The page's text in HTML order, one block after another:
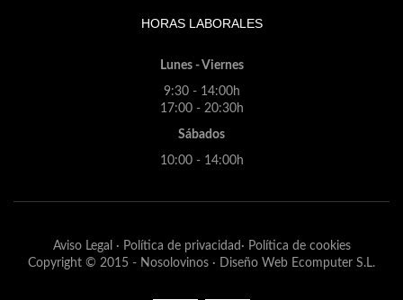
HORAS LABORALES
Lunes - Viernes
9:30 - 14:00h
17:00 - 20:30h
Sábados
10:00 - 14:00h
Aviso Legal · Política de privacidad · Política de cookies
Copyright © 2015 - Nosolovinos · Diseño Web Ecomputer S.L.